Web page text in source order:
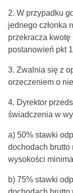
2. W przypadku
jednego członka
przekracza
postanowień pkt
3. Zwalnia się z
orzeczeniem o
4. Dyrektor
świadczenia w
a) 50% stawki
dochodach brutto
wysokości
b) 75% stawki